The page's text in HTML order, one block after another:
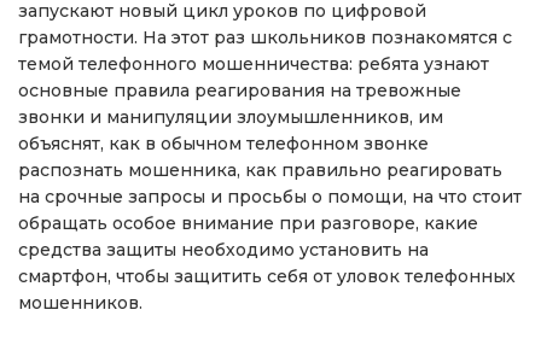
запускают новый цикл уроков по цифровой
грамотности. На этот раз школьников познакомятся с
темой телефонного мошенничества: ребята узнают
основные правила реагирования на тревожные
звонки и манипуляции злоумышленников, им
объяснят, как в обычном телефонном звонке
распознать мошенника, как правильно реагировать
на срочные запросы и просьбы о помощи, на что стоит
обращать особое внимание при разговоре, какие
средства защиты необходимо установить на
смартфон, чтобы защитить себя от уловок телефонных
мошенников.